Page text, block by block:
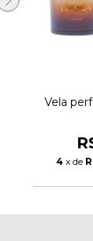
Vela
4 x de